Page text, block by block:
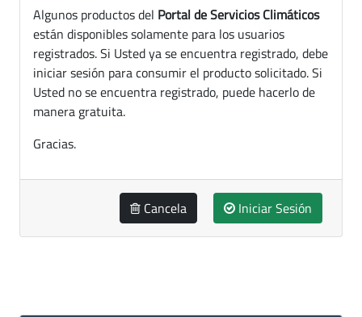
Algunos productos del Portal de Servicios Climáticos
están disponibles solamente para los usuarios
registrados. Si Usted ya se encuentra registrado, debe
iniciar sesión para consumir el producto solicitado. Si
Usted no se encuentra registrado, puede hacerlo de
manera gratuita.
Gracias.
Cancela Iniciar Sesión